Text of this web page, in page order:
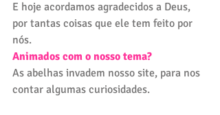
E hoje acordamos agradecidos a Deus,
por tantas coisas que ele tem feito por
nós.
Animados com o nosso tema?
As abelhas invadem nosso site, para nos
contar algumas curiosidades.